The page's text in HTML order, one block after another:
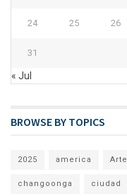
24 25 26
31
« Jul
BROWSE BY TOPICS
2025 america Arte
changoonga ciudad